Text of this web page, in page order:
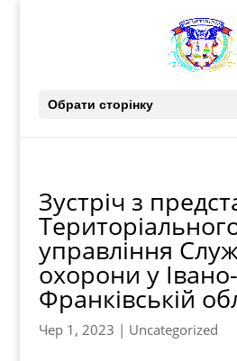
Обрати сторінку
Зустріч з
управління
охорони у Івано-
Франківській
Чер 1, 2023 | Uncategorized